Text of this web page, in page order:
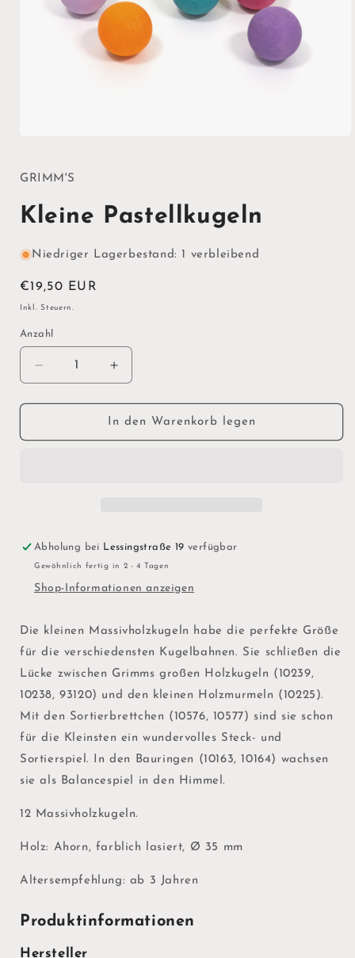
Modal
GRIMM'S
Kleine Pastellkugeln
Niedriger Lagerbestand: 1 verbleibend
Normaler
Preis
€19,50 EUR
Inkl. Steuern.
Anzahl
Verringere
die
Menge
Kleine
Erhöhe
die
Menge
für
Kleine
In den Warenkorb legen
Abholung bei Lessingstraße 19 verfügbar
Gewöhnlich fertig in 2 - 4 Tagen
Shop-Informationen anzeigen
Die kleinen Massivholzkugeln habe die perfekte Größe
für die verschiedensten Kugelbahnen. Sie schließen die
Lücke zwischen Grimms großen Holzkugeln (10239,
10238, 93120) und den kleinen Holzmurmeln (10225).
Mit den Sortierbrettchen (10576, 10577) sind sie schon
für die Kleinsten ein wundervolles Steck- und
Sortierspiel. In den Bauringen (10163, 10164) wachsen
sie als Balancespiel in den Himmel.
12 Massivholzkugeln.
Holz: Ahorn, farblich lasiert, Ø 35 mm
Altersempfehlung: ab 3 Jahren
Produktinformationen
Hersteller